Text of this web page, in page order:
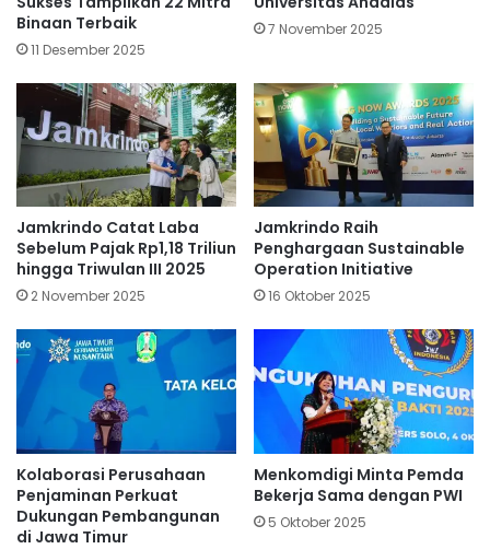
Binaan Terbaik
11 Desember 2025
7 November 2025
Jamkrindo Catat Laba
Sebelum Pajak Rp1,18 Triliun
hingga Triwulan III 2025
2 November 2025
Jamkrindo Raih
Penghargaan Sustainable
Operation Initiative
16 Oktober 2025
Kolaborasi Perusahaan
Penjaminan Perkuat
Dukungan Pembangunan
di Jawa Timur
Menkomdigi Minta Pemda
Bekerja Sama dengan PWI
5 Oktober 2025